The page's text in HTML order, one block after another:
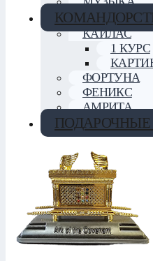
КАЙЛАС
1 КУРС
ФОРТУНА
ФЕНИКС
АМРИТА